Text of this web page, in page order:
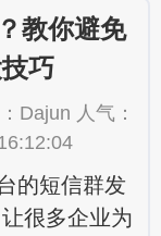
教你避免
巧
Dajun 人气：
短信群发
很多企业为